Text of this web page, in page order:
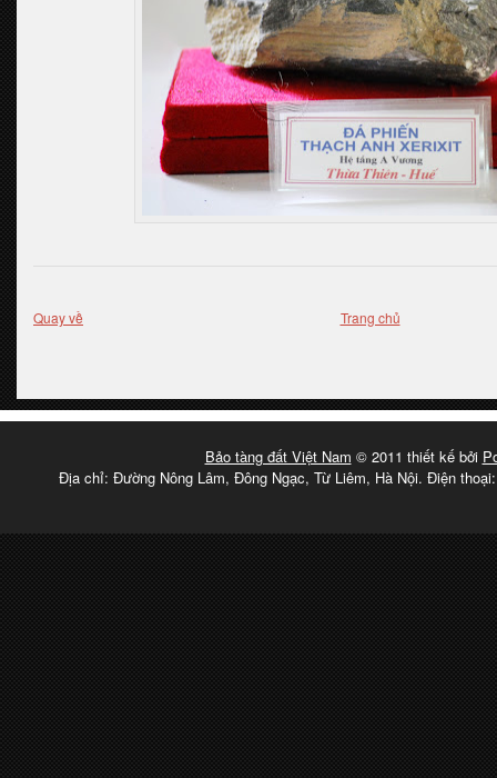
Quay về Trang chủ
Bảo tàng đất Việt Nam © 2011 thiết kế bởi
Địa chỉ: Đường Nông Lâm, Đông Ngạc, Từ Liêm, Hà Nội. Điện